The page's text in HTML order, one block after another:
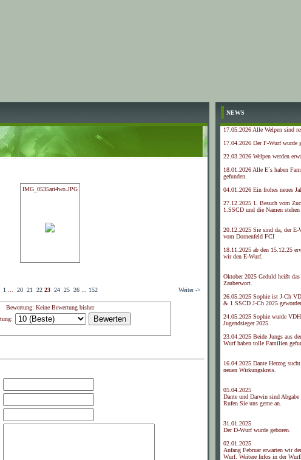
IMG_0535ari4wo.JPG
1 20 21 22 23 24 25 26 152 Weiter ->
Bewertung: Keine Bewertung bisher
NEWS
17.05.2026 Alle Welpen sind
17.04.2026 Der F-Wurf wurde
22.03.2026 Welpen werden
18.01.2026 Alle E´s haben
gefunden.
04.01.2026 Ein frohes neues
27.12.2025 1. Besuch vom
1.SSCD und die Namen stehen
20.12.2025 Sie sind da, der E-
vom Dornenfeld FCI
18.11.2025 ab den 15.12.25
wir den E-Wurf.
Oktober 2025 Geduld heißt das
Zauberwort.
26.05.2025 Sophie ist J-Ch
& 1.SSCD J-Ch 2025
24.05.2025 Sophie wurde
Jugendsieger 2025
23.04.2025 Beide Jungs aus
Wurf haben tolle Familien
16.04.2025 Dante Herzog
neuen Wirkungskreis.
05.04.2025
Dante und Darwin sind Abgabe
Rufen Sie uns gerne an.
31.01.2025
Der D-Wurf wurde geboren.
02.01.2025
Anfang Februar erwarten wir
Wurf. Weitere Infos in der